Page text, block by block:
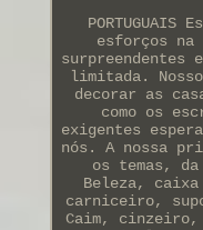
PORTUGUAIS
esforços na
surpreendentes
limitada.
decorar as
como os
exigentes
nós. A nossa
os temas,
Beleza,
carniceiro,
Caim, cinzeiro,